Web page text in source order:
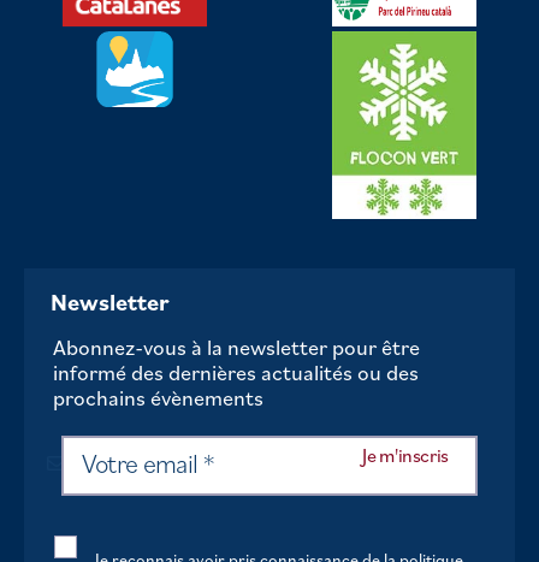
Newsletter
Abonnez-vous à la newsletter pour être
informé des dernières actualités ou des
prochains évènements